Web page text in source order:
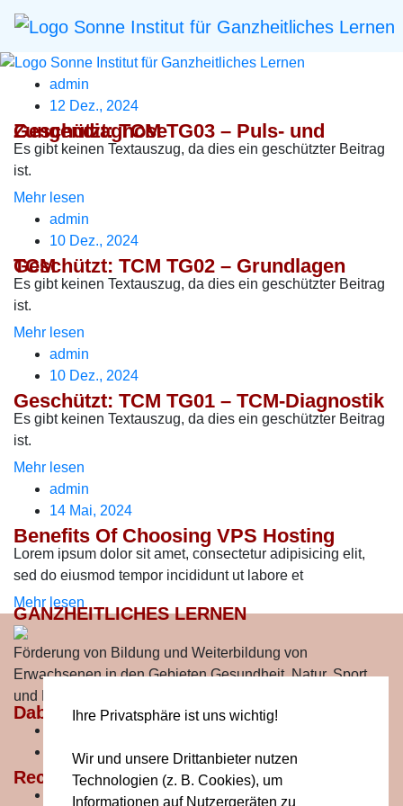
admin
12 Dez., 2024
Geschützt: TCM TG03 – Puls- und Zungendiagnose
Es gibt keinen Textauszug, da dies ein geschützter Beitrag
ist.
Mehr lesen
admin
10 Dez., 2024
Geschützt: TCM TG02 – Grundlagen TCM
Es gibt keinen Textauszug, da dies ein geschützter Beitrag
ist.
Mehr lesen
admin
10 Dez., 2024
Geschützt: TCM TG01 – TCM-Diagnostik
Es gibt keinen Textauszug, da dies ein geschützter Beitrag
ist.
Mehr lesen
admin
14 Mai, 2024
Benefits Of Choosing VPS Hosting
Lorem ipsum dolor sit amet, consectetur adipisicing elit,
sed do eiusmod tempor incididunt ut labore et
Mehr lesen
GANZHEITLICHES LERNEN
Förderung von Bildung und Weiterbildung von
Erwachsenen in den Gebieten Gesundheit, Natur, Sport
und Bewegung.
Dabei sein!
Buche ein Projekt
Rechtliches
Der Verein
Ihre Privatsphäre ist uns wichtig!
Wir und unsere Drittanbieter nutzen
Technologien (z. B. Cookies), um
Informationen auf Nutzergeräten zu